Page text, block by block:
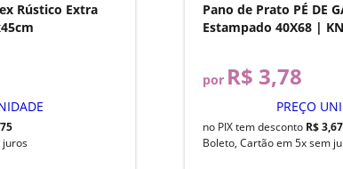
Rústico Extra
juros
Pano de Prato PÉ DE
Estampado 40X68 | KN
por R$ 3,78
PREÇO
no PIX tem desconto R$ 3,67
Boleto, Cartão em 5x sem